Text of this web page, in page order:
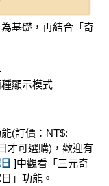
基礎，再結合「奇
顯示模式
(訂價：NT$:
才可選購)，歡迎有
]中觀看「三元奇
」功能。